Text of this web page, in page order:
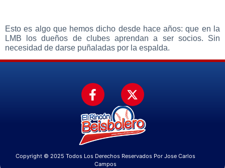
Esto es algo que hemos dicho desde hace años: que en la
LMB los dueños de clubes aprendan a ser socios. Sin
necesidad de darse puñaladas por la espalda.
Copyright © 2025 Todos Los Derechos Reservados Por Jose Carlos
Campos